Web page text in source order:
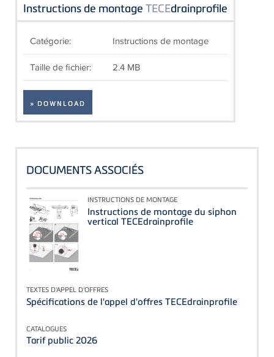
Instructions de montage TECEdrainprofile
Catégorie: Instructions de montage
Taille de fichier: 2.4 MB
» DOWNLOAD
DOCUMENTS ASSOCIÉS
INSTRUCTIONS DE MONTAGE
Instructions de montage du siphon
vertical TECEdrainprofile
TEXTES D'APPEL D'OFFRES
Spécifications de l'appel d'offres TECEdrainprofile
CATALOGUES
Tarif public 2026